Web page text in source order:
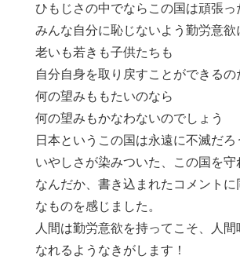
ひもじさの中でならこの国は頑張っ
みんな自分に恥じないよう勤労意欲
老いも若きも子供たちも
自分自身を取り戻すことができるの
何の望みももたいのなら
何の望みもかなわないのでしょう
日本というこの国は永遠に不滅だろ
いやしさが染みついた、この国を
なんだか、書き込まれたコメントに
なものを感じました。
人間は勤労意欲を持ってこそ、人間
なれるようなきがします！